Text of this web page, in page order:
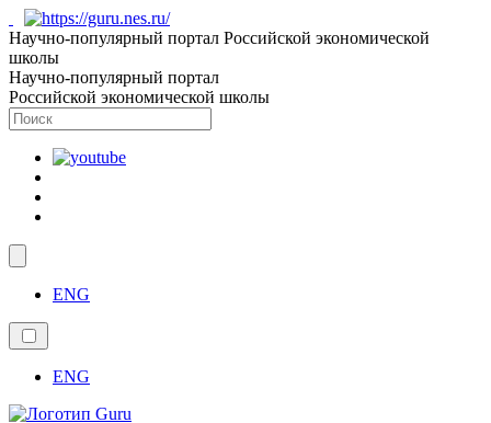
Научно-популярный портал Российской экономической
школы
Научно-популярный портал
Российской экономической школы
ENG
ENG